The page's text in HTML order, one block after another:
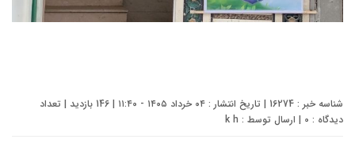
شناسه خبر : 16274 | تاریخ انتشار : ۰۴ خرداد ۱۴۰۵ - ۱۱:۴۰ | 146 بازدید | تعداد
دیدگاه : 0 | ارسال توسط : k h